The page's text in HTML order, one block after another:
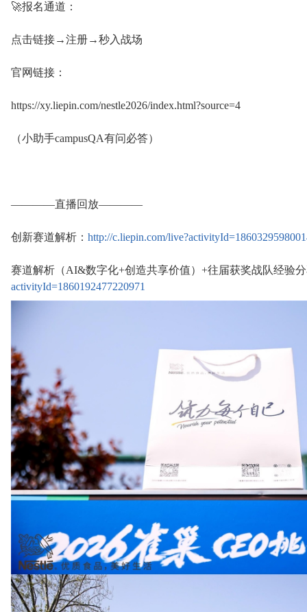
🚀报名通道：
点击链接→注册→秒入战场
官网链接：
https://xy.liepin.com/nestle2026/index.html?source=4
（小助手campusQA有问必答）
————直播回放————
创新赛道解析： http://c.liepin.com/
赛道解析（AI&数字化+创造共享价值）+往届获奖战队经验
activityId=1860192477220971